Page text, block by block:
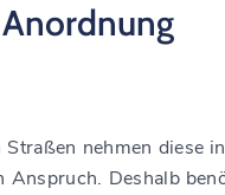
nehmen diese
Anspruch. Deshalb